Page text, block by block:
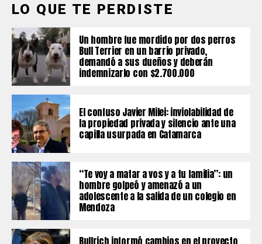
LO QUE TE PERDISTE
Un hombre fue mordido por dos perros
Bull Terrier en un barrio privado,
demandó a sus dueños y deberán
indemnizarlo con $2.700.000
El confuso Javier Milei: inviolabilidad de
la propiedad privada y silencio ante una
capilla usurpada en Catamarca
“Te voy a matar a vos y a tu familia”: un
hombre golpeó y amenazó a un
adolescente a la salida de un colegio en
Mendoza
Bullrich informó cambios en el proyecto